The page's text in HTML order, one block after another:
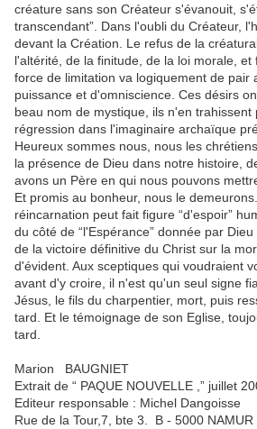
créature sans son Créateur s'évanouit,
transcendant”. Dans l'oubli du Créateur,
devant la Création. Le refus de la
l'altérité, de la finitude, de la loi morale, et
force de limitation va logiquement de pair
puissance et d'omniscience. Ces désirs
beau nom de mystique, ils n'en trahissent
régression dans l'imaginaire archaïque
Heureux sommes nous, nous les
la présence de Dieu dans notre histoire,
avons un Père en qui nous pouvons
Et promis au bonheur, nous le
réincarnation peut fait figure “d'espoir”
du côté de “l'Espérance” donnée par
de la victoire définitive du Christ sur la
d'évident. Aux sceptiques qui voudraient
avant d'y croire, il n'est qu'un seul signe
Jésus, le fils du charpentier, mort, puis
tard. Et le témoignage de son Eglise,
tard.
Marion BAUGNIET
Extrait de “ PAQUE NOUVELLE ,” juillet
Editeur responsable : Michel Dangoisse
Rue de la Tour,7, bte 3. B -